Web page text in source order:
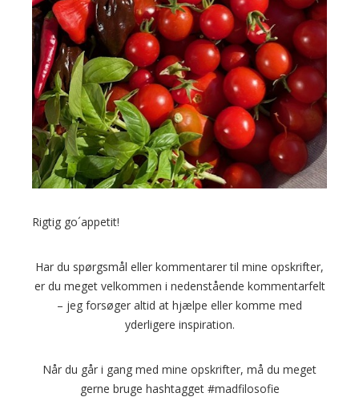
Rigtig go´appetit!
Har du spørgsmål eller kommentarer til mine opskrifter,
er du meget velkommen i nedenstående kommentarfelt
– jeg forsøger altid at hjælpe eller komme med
yderligere inspiration.
Når du går i gang med mine opskrifter, må du meget
gerne bruge hashtagget #madfilosofie